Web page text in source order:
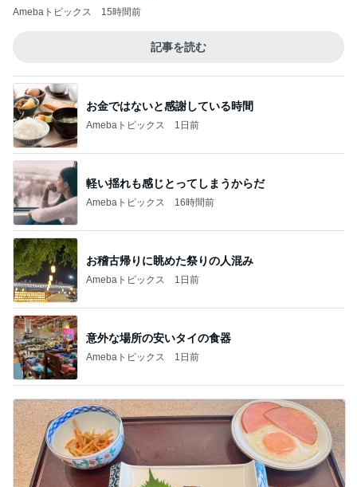
Amebaトピックス 15時間前
記事を読む
お金ではないと感謝している時間
Amebaトピックス 1日前
軽い揺れも感じとってしまうからだ
Amebaトピックス 16時間前
お稽古帰りに眺めた祭りの人混み
Amebaトピックス 1日前
意外な場所の安いタイの食器
Amebaトピックス 1日前